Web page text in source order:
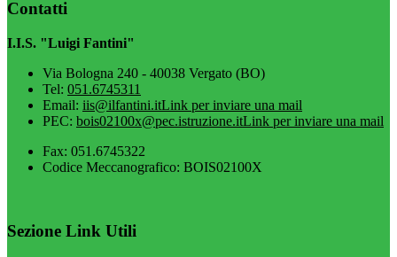
Contatti
I.I.S. "Luigi Fantini"
Via Bologna 240 - 40038 Vergato (BO)
Tel: 051.6745311
Email: iis@ilfantini.itLink per inviare una mail
PEC: bois02100x@pec.istruzione.itLink per inviare una mail
Fax: 051.6745322
Codice Meccanografico: BOIS02100X
Sezione Link Utili